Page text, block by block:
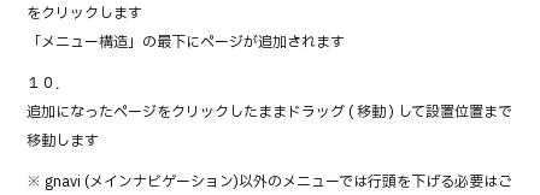
をクリックします
→「メニュー構造」の最下にページが追加されます
１０．
追加になったページをクリックしたままドラッグ ( 移動 ) して設置位置まで
移動します
※ gnavi (メインナビゲーション)以外のメニューでは行頭を下げる必要はご